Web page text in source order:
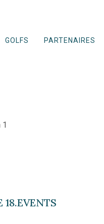
GOLFS PARTENAIRES
1
18.EVENTS